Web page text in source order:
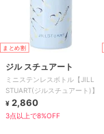
まとめ割
ジル スチュアート
ミニステンレスボトル【JILL
STUART(ジルスチュアート)】
¥ 2,860
3点以上で8%OFF